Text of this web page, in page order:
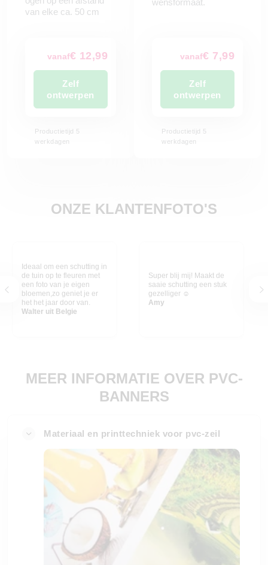
van elke ca. 50 cm
vanaf€ 12,99
Zelf
ontwerpen
Productietijd 5
werkdagen
wensformaat.
vanaf€ 7,99
Zelf
ontwerpen
Productietijd 5
werkdagen
ONZE KLANTENFOTO'S
Ideaal om een schutting in
de tuin op te fleuren met
een foto van je eigen
bloemen,zo geniet je er
het het jaar door van.
Walter uit Belgie
Super blij mij! Maakt de
saaie schutting een stuk
gezelliger ☺️
Amy
MEER INFORMATIE OVER PVC-
BANNERS
Materiaal en printtechniek voor pvc-zeil